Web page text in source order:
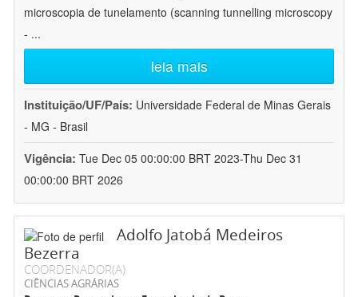
microscopia de tunelamento (scanning tunnelling microscopy
- ...
leia mais
Instituição/UF/País: Universidade Federal de Minas Gerais
- MG - Brasil
Vigência: Tue Dec 05 00:00:00 BRT 2023-Thu Dec 31
00:00:00 BRT 2026
Adolfo Jatobá Medeiros
Bezerra
COORDENADOR(A)
CIÊNCIAS AGRÁRIAS